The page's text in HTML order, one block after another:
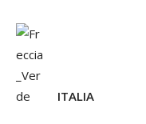
ITALIA